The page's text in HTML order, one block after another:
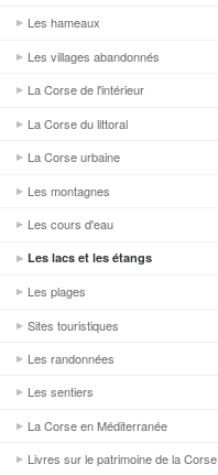
Les hameaux
Les villages abandonnés
La Corse de l'intérieur
La Corse du littoral
La Corse urbaine
Les montagnes
Les cours d'eau
Les lacs et les étangs
Les plages
Sites touristiques
Les randonnées
Les sentiers
La Corse en Méditerranée
Livres sur le patrimoine de la Corse